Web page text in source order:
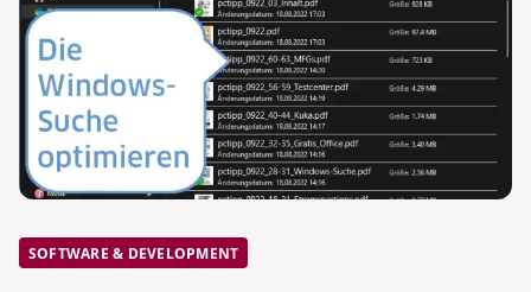
SOFTWARE & DEVELOPMENT